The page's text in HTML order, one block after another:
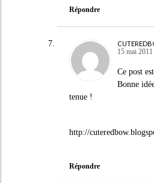
Répondre
15 mai
Ce post
Bonne
tenue !
http://
Répondre